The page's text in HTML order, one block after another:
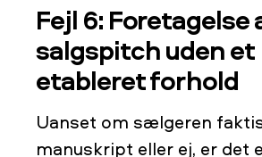
Fejl 6: Foretagelse
salgspitch uden et
etableret forhold
Uanset om sælgeren
manuskript eller ej, er det